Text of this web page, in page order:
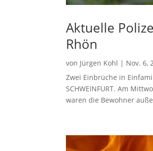
Aktuelle
Rhön
von Jürgen Kohl | Nov. 6,
Zwei Einbrüche in
SCHWEINFURT. Am
waren die Bewohner